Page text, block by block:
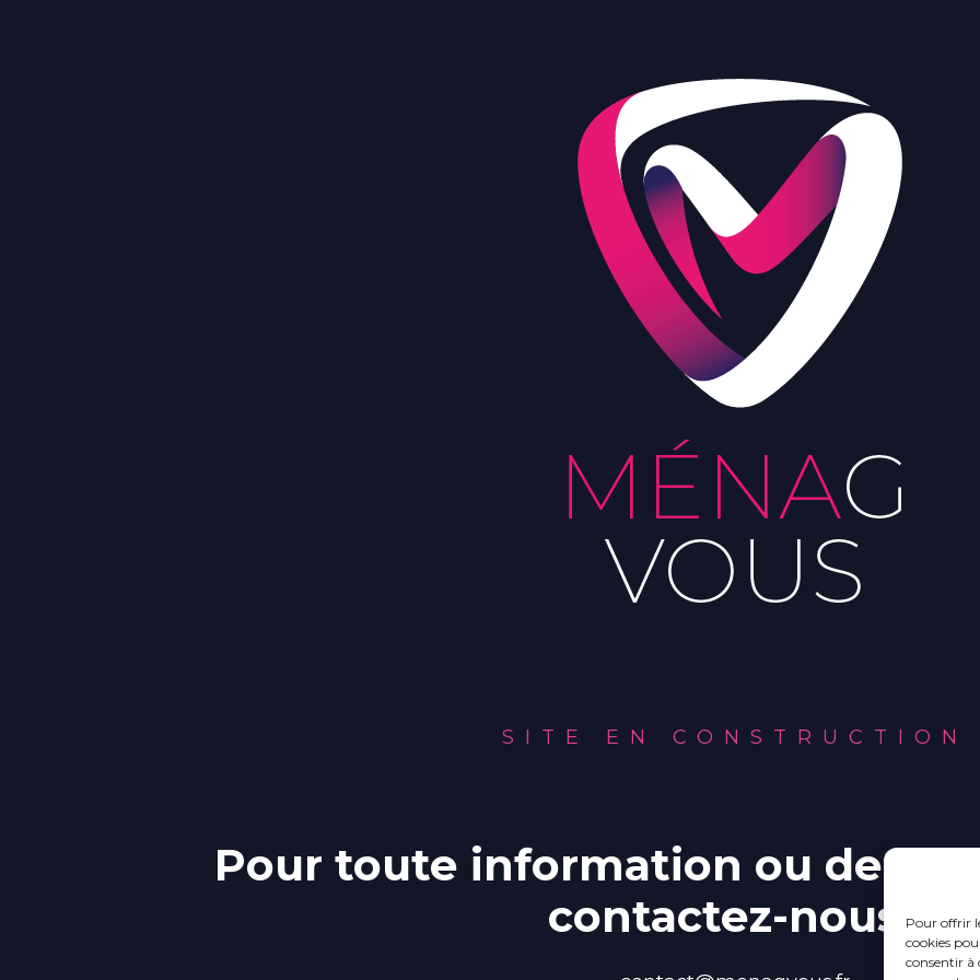
Pour offrir
cookies
consentir à
SITE EN CONSTRUCTION
Pour toute information ou
contactez-nous :